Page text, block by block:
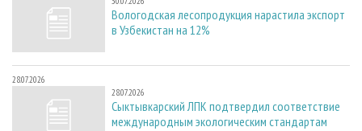
Вологодская лесопродукция нарастила экспорт
в Узбекистан на 12%
28.07.2026
28.07.2026
Сыктывкарский ЛПК подтвердил соответствие
международным экологическим стандартам